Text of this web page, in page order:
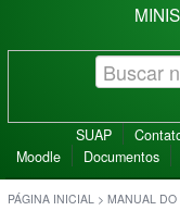
SUAP
Moodle
Documentos
PÁGINA INICIAL > MANUAL DO